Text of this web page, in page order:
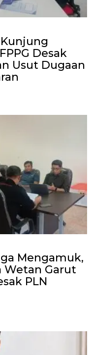
Desak
Usut Dugaan
Mengamuk,
Wetan Garut
PLN